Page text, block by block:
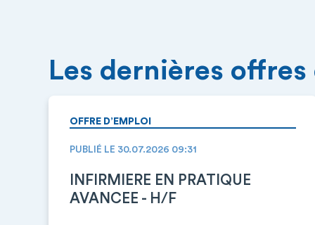
Les dernières offres
OFFRE D’EMPLOI
PUBLIÉ LE 30.07.2026 09:31
INFIRMIERE EN PRATIQUE
AVANCEE - H/F